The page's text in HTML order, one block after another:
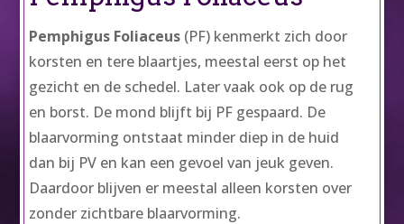
Pemphigus Foliaceus(PF) kenmerkt zich door
korsten en tere blaartjes, meestal eerst op het
gezicht en de schedel. Later vaak ook op de rug
en borst. De mond blijft bij PF gespaard. De
blaarvorming ontstaat minder diep in de huid
dan bij PV en kan een gevoel van jeuk geven.
Daardoor blijven er meestal alleen korsten over
zonder zichtbare blaarvorming.